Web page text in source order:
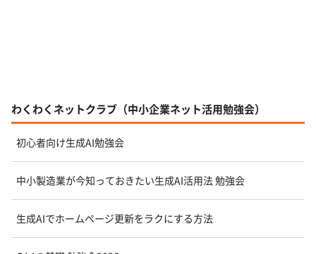
わくわくネットクラブ（中小企業ネット活用勉強会）
初心者向け生成AI勉強会
中小製造業が今知っておきたい生成AI活用法 勉強会
生成AIでホームページ更新をラクにする方法